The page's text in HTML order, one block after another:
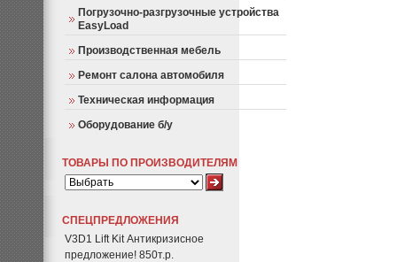
Погрузочно-разгрузочные устройства
EasyLoad
Производственная мебель
Ремонт салона автомобиля
Техническая информация
Оборудование б/у
ТОВАРЫ ПО ПРОИЗВОДИТЕЛЯМ
СПЕЦПРЕДЛОЖЕНИЯ
V3D1 Lift Kit Антикризисное
предложение! 850т.р.